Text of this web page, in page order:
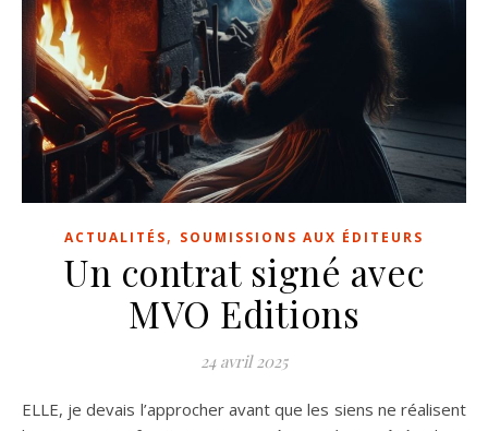
ACTUALITÉS, SOUMISSIONS AUX ÉDITEURS
Un contrat signé avec
MVO Editions
24 avril 2025
ELLE, je devais l’approcher avant que les siens ne réalisent